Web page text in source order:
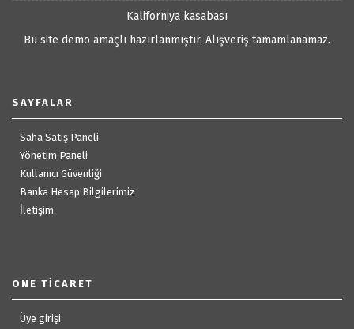
Kaliforniya kasabası
Bu site demo amaçlı hazırlanmıştır. Alışveriş tamamlanamaz.
SAYFALAR
Saha Satış Paneli
Yönetim Paneli
Kullanıcı Güvenliği
Banka Hesap Bilgilerimiz
İletişim
ONE TICARET
Üye girişi